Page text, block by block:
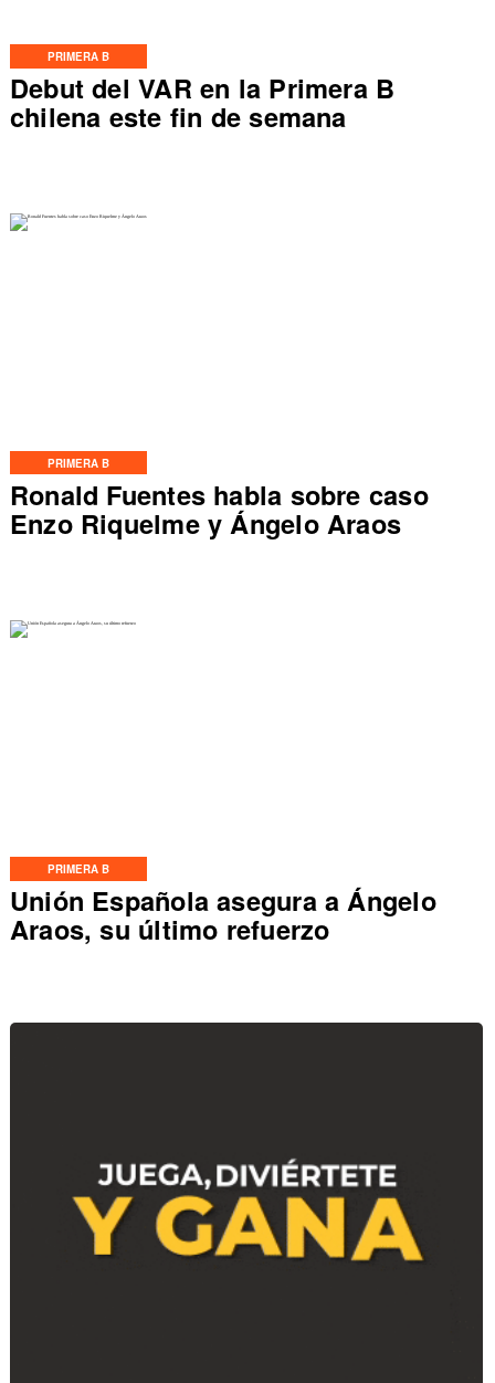
PRIMERA B
Debut del VAR en la Primera B
chilena este fin de semana
PRIMERA B
Ronald Fuentes habla sobre caso
Enzo Riquelme y Ángelo Araos
PRIMERA B
Unión Española asegura a Ángelo
Araos, su último refuerzo